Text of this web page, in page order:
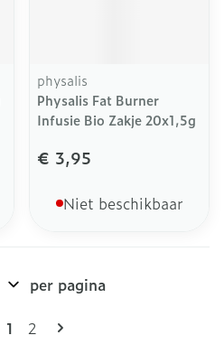
physalis
Physalis Fat Burner
Infusie Bio Zakje 20x1,5g
€ 3,95
Niet beschikbaar
Pagina's
U lees momenteel pagina
1 Pagina
2
per pagina